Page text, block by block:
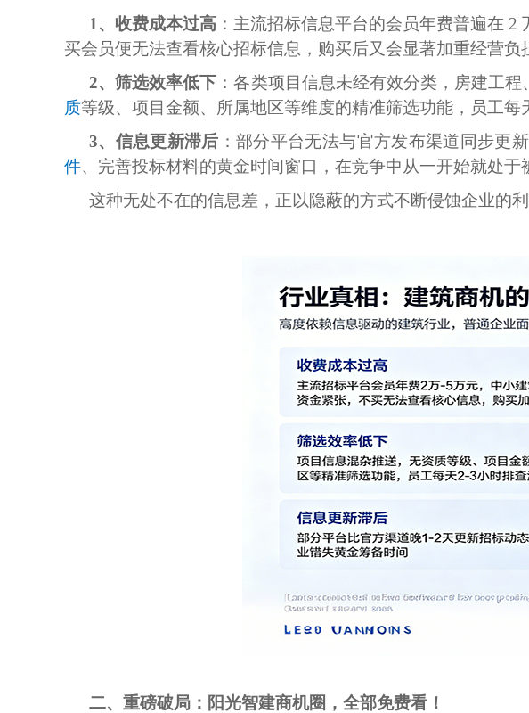
1、收费成本过高 ：主流招标信息平台的会员年费普遍在
买会员便无法查看核心招标信息，购买后又会显著加重经营负
2、筛选效率低下 ：各类项目信息未经有效分类，房建工
质等级、项目金额、所属地区等维度的精准筛选功能，员工
3、信息更新滞后 ：部分平台无法与官方发布渠道同步更
件、完善投标材料的黄金时间窗口，在竞争中从一开始就处于
这种无处不在的信息差，正以隐蔽的方式不断侵蚀企业的
二、重磅破局：阳光智建商机圈，全部免费看！